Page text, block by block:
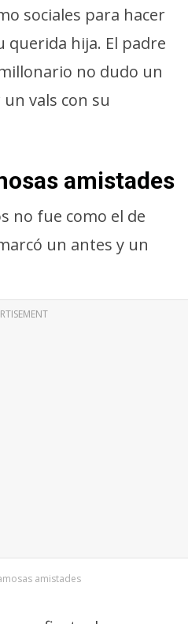
sociales para hacer
querida hija. El padre
no dudo un
vals con su
amistades
no fue como el de
un antes y un
amistades